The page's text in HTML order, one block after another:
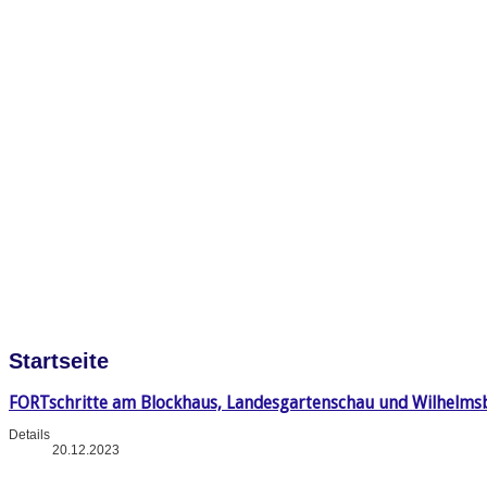
Startseite
FORTschritte am Blockhaus, Landesgartenschau und
Details
20.12.2023